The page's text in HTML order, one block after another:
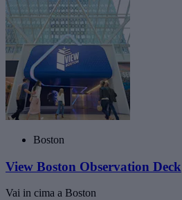
Boston
View Boston Observation Deck
Vai in cima a Boston